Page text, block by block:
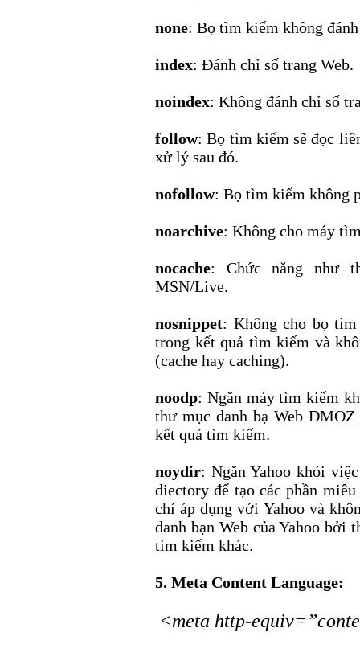
none: Bọ tìm kiếm không
index: Đánh chỉ số trang Web.
noindex: Không đánh chỉ số
follow: Bọ tìm kiếm sẽ đọc
xử lý sau đó.
nofollow: Bọ tìm kiếm không
noarchive: Không cho máy
nocache: Chức năng như
MSN/Live.
nosnippet: Không cho bọ
trong kết quả tìm kiếm và
(cache hay caching).
noodp: Ngăn máy tìm kiếm
thư mục danh bạ Web
kết quả tìm kiếm.
noydir: Ngăn Yahoo khỏi
diectory để tạo các phần
chỉ áp dụng với Yahoo và
danh bạn Web của Yahoo
tìm kiếm khác.
5. Meta Content Language:
<meta http-